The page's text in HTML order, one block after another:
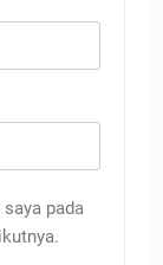
pada